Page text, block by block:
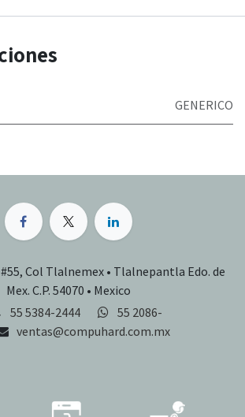
GENERICO
Col Tlalnemex • Tlalnepantla Edo. de
Mex. C.P. 54070 • Mexico
55 5384-2444
55 2086-
ventas@compuhard.com.mx